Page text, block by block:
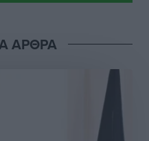
ο Janni Pembe
στη Ρόδο
ΑΡΘΡΑ